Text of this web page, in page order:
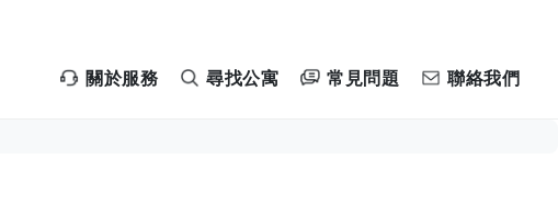
關於服務 尋找公寓 常見問題 聯絡我們